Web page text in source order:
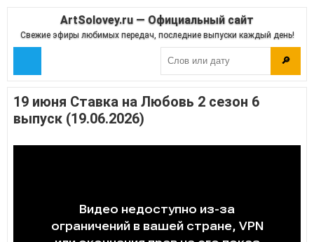
ArtSolovey.ru — Официальный сайт
Свежие эфиры любимых передач, последние выпуски каждый день!
🔎
19 июня Ставка на Любовь 2 сезон 6
выпуск (19.06.2026)